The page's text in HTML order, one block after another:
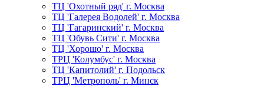
ТЦ 'Охотный ряд' г. Москва
ТЦ 'Галерея Водолей' г. Москва
ТЦ 'Гагаринский' г. Москва
ТЦ 'Обувь Сити' г. Москва
ТЦ 'Хорошо' г. Москва
ТРЦ 'Колумбус' г. Москва
ТЦ 'Капитолий' г. Подольск
ТРЦ 'Метрополь' г. Минск